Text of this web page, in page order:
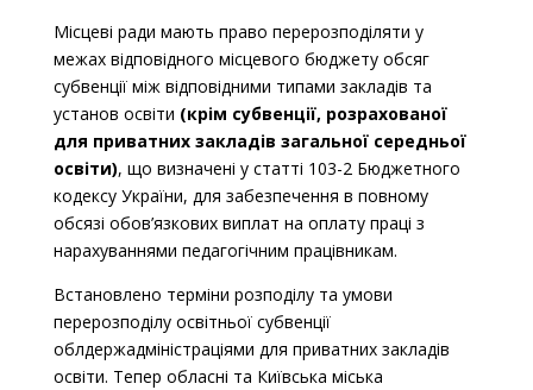
Місцеві ради мають право перерозподіляти у
межах відповідного місцевого бюджету обсяг
субвенції між відповідними типами закладів та
установ освіти (крім субвенції, розрахованої
для приватних закладів загальної середньої
освіти), що визначені у статті 103-2 Бюджетного
кодексу України, для забезпечення в повному
обсязі обов’язкових виплат на оплату праці з
нарахуваннями педагогічним працівникам.
Встановлено терміни розподілу та умови
перерозподілу освітньої субвенції
облдержадміністраціями для приватних закладів
освіти. Тепер обласні та Київська міська